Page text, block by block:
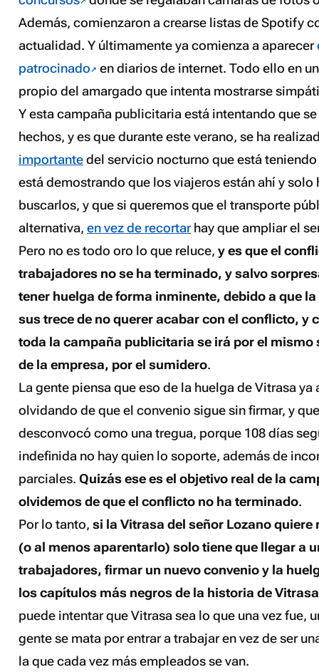
Además, comienzaron a crearse listas de Spotify
actualidad. Y últimamente ya comienza a aparecer
patrocinado
en diarios de internet. Todo ello en
propio del amargado que intenta mostrarse
Y esta campaña publicitaria está intentando que
hechos, y es que durante este verano, se ha
importantedel servicio nocturno que está
está demostrando que los viajeros están ahí y solo
buscarlos, y que si queremos que el transporte
alternativa,en vez de recortarhay que ampliar el
Pero no es todo oro lo que reluce,y es que el
trabajadores no se ha terminado, y salvo
tener huelga de forma inminente, debido a que
sus trece de no querer acabar con el conflicto, y
toda la campaña publicitaria se irá por el mismo
de la empresa, por el sumidero.
La gente piensa que eso de la huelga de Vitrasa ya
olvidando de que el convenio sigue sin firmar, y
desconvocó como una tregua, porque 108 días
indefinida no hay quien lo soporte, además de
parciales.Quizás ese es el objetivo real de la
olvidemos de que el conflicto no ha terminado.
Por lo tanto,si la Vitrasa del señor Lozano quiere
(o al menos aparentarlo) solo tiene que llegar a
trabajadores, firmar un nuevo convenio y la
los capítulos más negros de la historia de Vitrasa
puede intentar que Vitrasa sea lo que una vez fue,
gente se mata por entrar a trabajar en vez de ser
la que cada vez más empleados se van.